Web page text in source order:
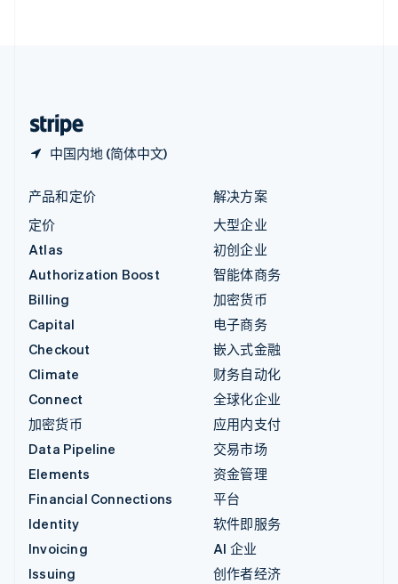
中国内地 (简体中文)
产品和定价
定价
Atlas
Authorization Boost
Billing
Capital
Checkout
Climate
Connect
加密货币
Data Pipeline
Elements
Financial Connections
Identity
Invoicing
Issuing
解决方案
大型企业
初创企业
智能体商务
加密货币
电子商务
嵌入式金融
财务自动化
全球化企业
应用内支付
交易市场
资金管理
平台
软件即服务
AI 企业
创作者经济